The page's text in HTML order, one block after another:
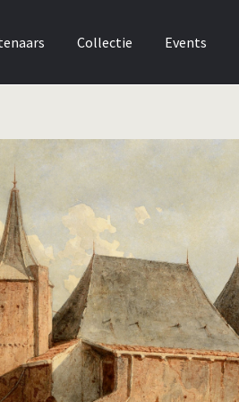
Collectie Events